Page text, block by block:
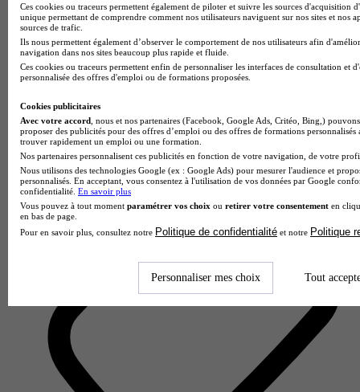
MBway - Strasbourg
16 avis
Strasbourg
Ces cookies ou traceurs permettent également de piloter et suivre les sources d'acquisition
unique permettant de comprendre comment nos utilisateurs naviguent sur nos sites et nos
sources de trafic.
Ils nous permettent également d’observer le comportement de nos utilisateurs afin
navigation dans nos sites beaucoup plus rapide et fluide.
Ces cookies ou traceurs permettent enfin de personnaliser les interfaces de consultation et
personnalisée des offres d'emploi ou de formations proposées.
Cookies publicitaires
Avec votre accord , nous et nos partenaires (Facebook, Google Ads, Critéo, Bing,)
proposer des publicités pour des offres d’emploi ou des offres de formations
trouver rapidement un emploi ou une formation.
Nos partenaires personnalisent ces publicités en fonction de votre navigation, de votre
Nous utilisons des technologies Google (ex : Google Ads) pour mesurer l'audience et
personnalisés. En acceptant, vous consentez à l'utilisation de vos données par Google
confidentialité. En savoir plus
Vous pouvez à tout moment paramétrer vos choix ou retirer votre consentement en
en bas de page.
Pour en savoir plus, consultez notre Politique de confidentialité et notre Politique
Personnaliser mes choix Tout